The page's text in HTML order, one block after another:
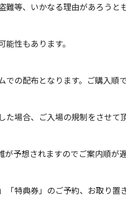
等、いかなる理由があろうと
性もあります。
の配布となります。ご購入順
場合、ご入場の規制をさせて
予想されますのでご案内順が
特典券」のご予約、お取り置